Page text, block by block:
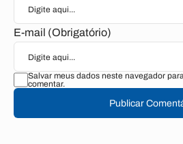
E-mail (Obrigatório)
Salvar meus dados neste navegador
comentar.
Publicar